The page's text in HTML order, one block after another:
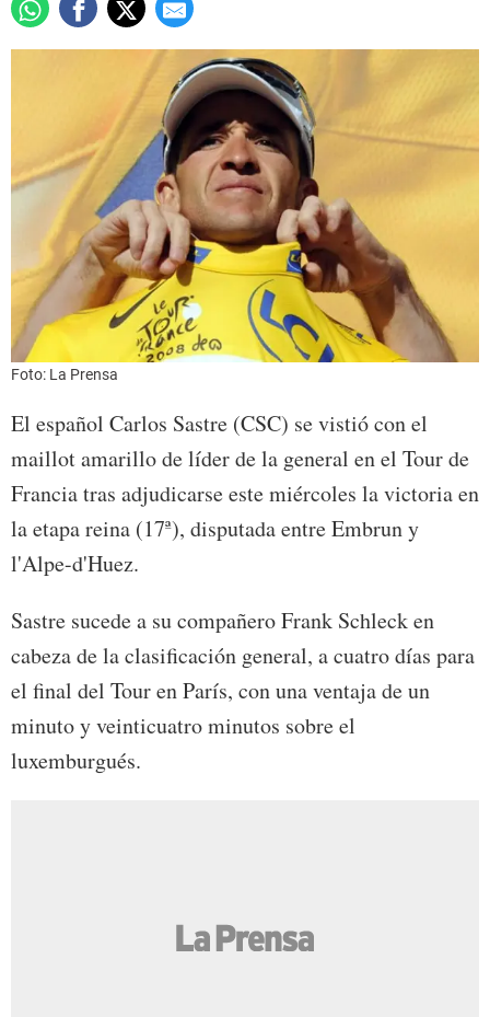
Foto: La Prensa
El español Carlos Sastre (CSC) se vistió con el
maillot amarillo de líder de la general en el Tour de
Francia tras adjudicarse este miércoles la victoria en
la etapa reina (17ª), disputada entre Embrun y
l'Alpe-d'Huez.
Sastre sucede a su compañero Frank Schleck en
cabeza de la clasificación general, a cuatro días para
el final del Tour en París, con una ventaja de un
minuto y veinticuatro minutos sobre el
luxemburgués.